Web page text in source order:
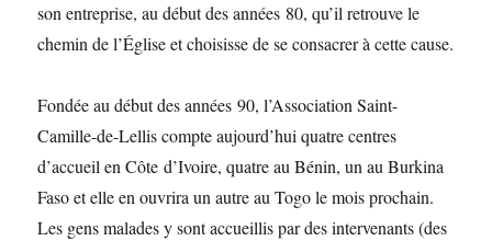
son entreprise, au début des années 80, qu’il retrouve le
chemin de l’Église et choisisse de se consacrer à cette cause.
Fondée au début des années 90, l’Association Saint-
Camille-de-Lellis compte aujourd’hui quatre centres
d’accueil en Côte d’Ivoire, quatre au Bénin, un au Burkina
Faso et elle en ouvrira un autre au Togo le mois prochain.
Les gens malades y sont accueillis par des intervenants (des